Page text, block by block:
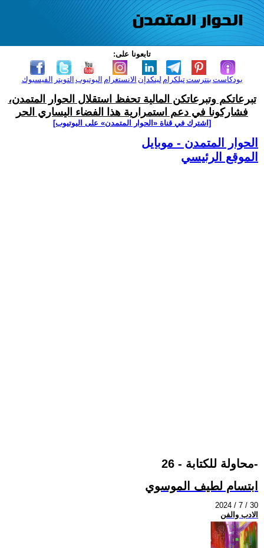
تابعونا على:
الفيسبوك التويتر اليوتيوب الانستغرام لينكدإن تيلكرامبنترست بودكاست
تبرعاتكم وتبرعاتكن المالية تحفظ استقلال الحوار المتمدن،
فشاركونا في دعم استمرارية هذا الفضاء اليساري الحر
[اشترك في قناة ‫«الحوار المتمدن» على اليوتيوب]
الحوار المتمدن - موبايل
الموقع الرئيسي
محاولة للكتابة - 26-
ابتسام لطيف الموسوي
2024 / 7 / 30
الادب والفن